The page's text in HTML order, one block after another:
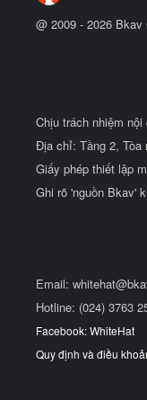
@ 2009 - 2026 Bkav
Chịu trách nhiệm
Địa chỉ: Tầng 2, Tòa
Giấy phép thiết lập
Ghi rõ 'nguồn Bkav'
Email:
Hotline: (024) 3763
Facebook: WhiteHat
Quy định và điều